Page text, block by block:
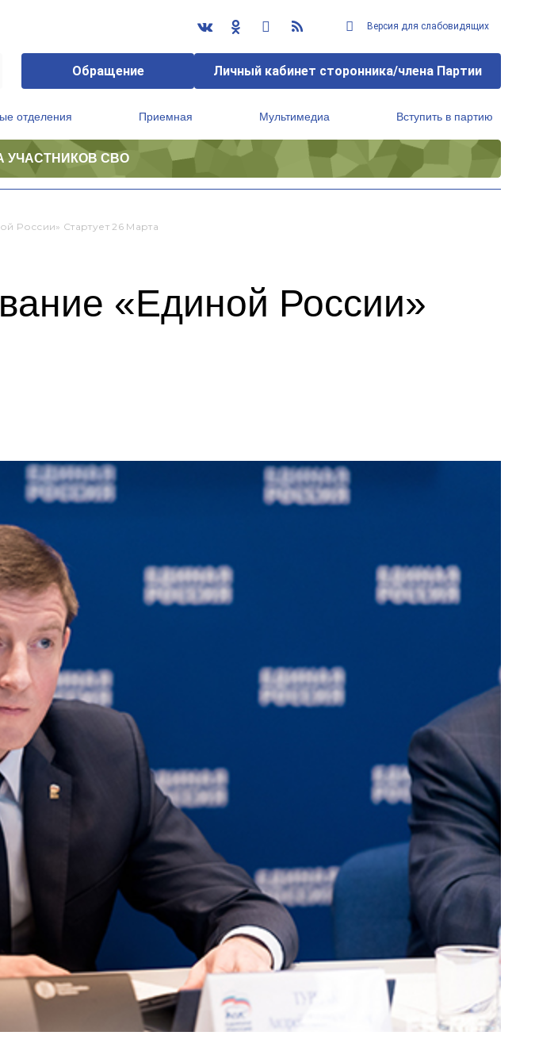
Версия для слабовидящих
Обращение Личный кабинет сторонника/члена Партии
отделения Приемная Мультимедиа Вступить в партию
УЧАСТНИКОВ СВО
России» Стартует 26 Марта
«Единой России»